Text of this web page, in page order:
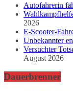
Autofahrerin
2026
E-Scooter-
Unbekannter
Versuchter
August 2026
Dauerbrenner